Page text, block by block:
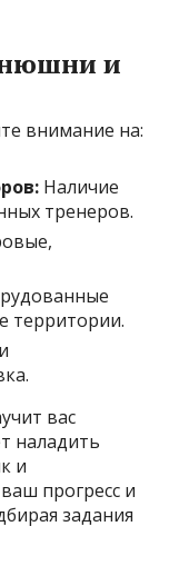
и
внимание на:
Наличие
тренеров.
территории.
вас
наладить
и
прогресс и
задания